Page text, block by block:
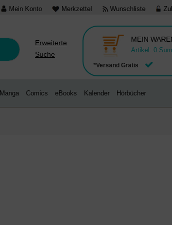
Mein Konto Merkzettel Wunschliste
Erweiterte
Suche
*Versand Gratis
MEIN
Artikel: 0
Manga Comics eBooks Kalender Hörbücher